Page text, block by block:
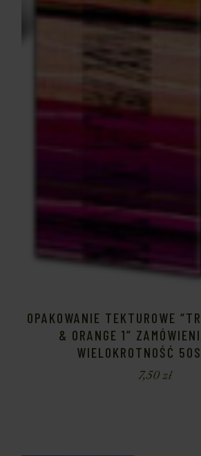
OPAKOWANIE TEKTUROWE
& ORANGE 1”
WIELOKROTNOŚĆ
7,50zł